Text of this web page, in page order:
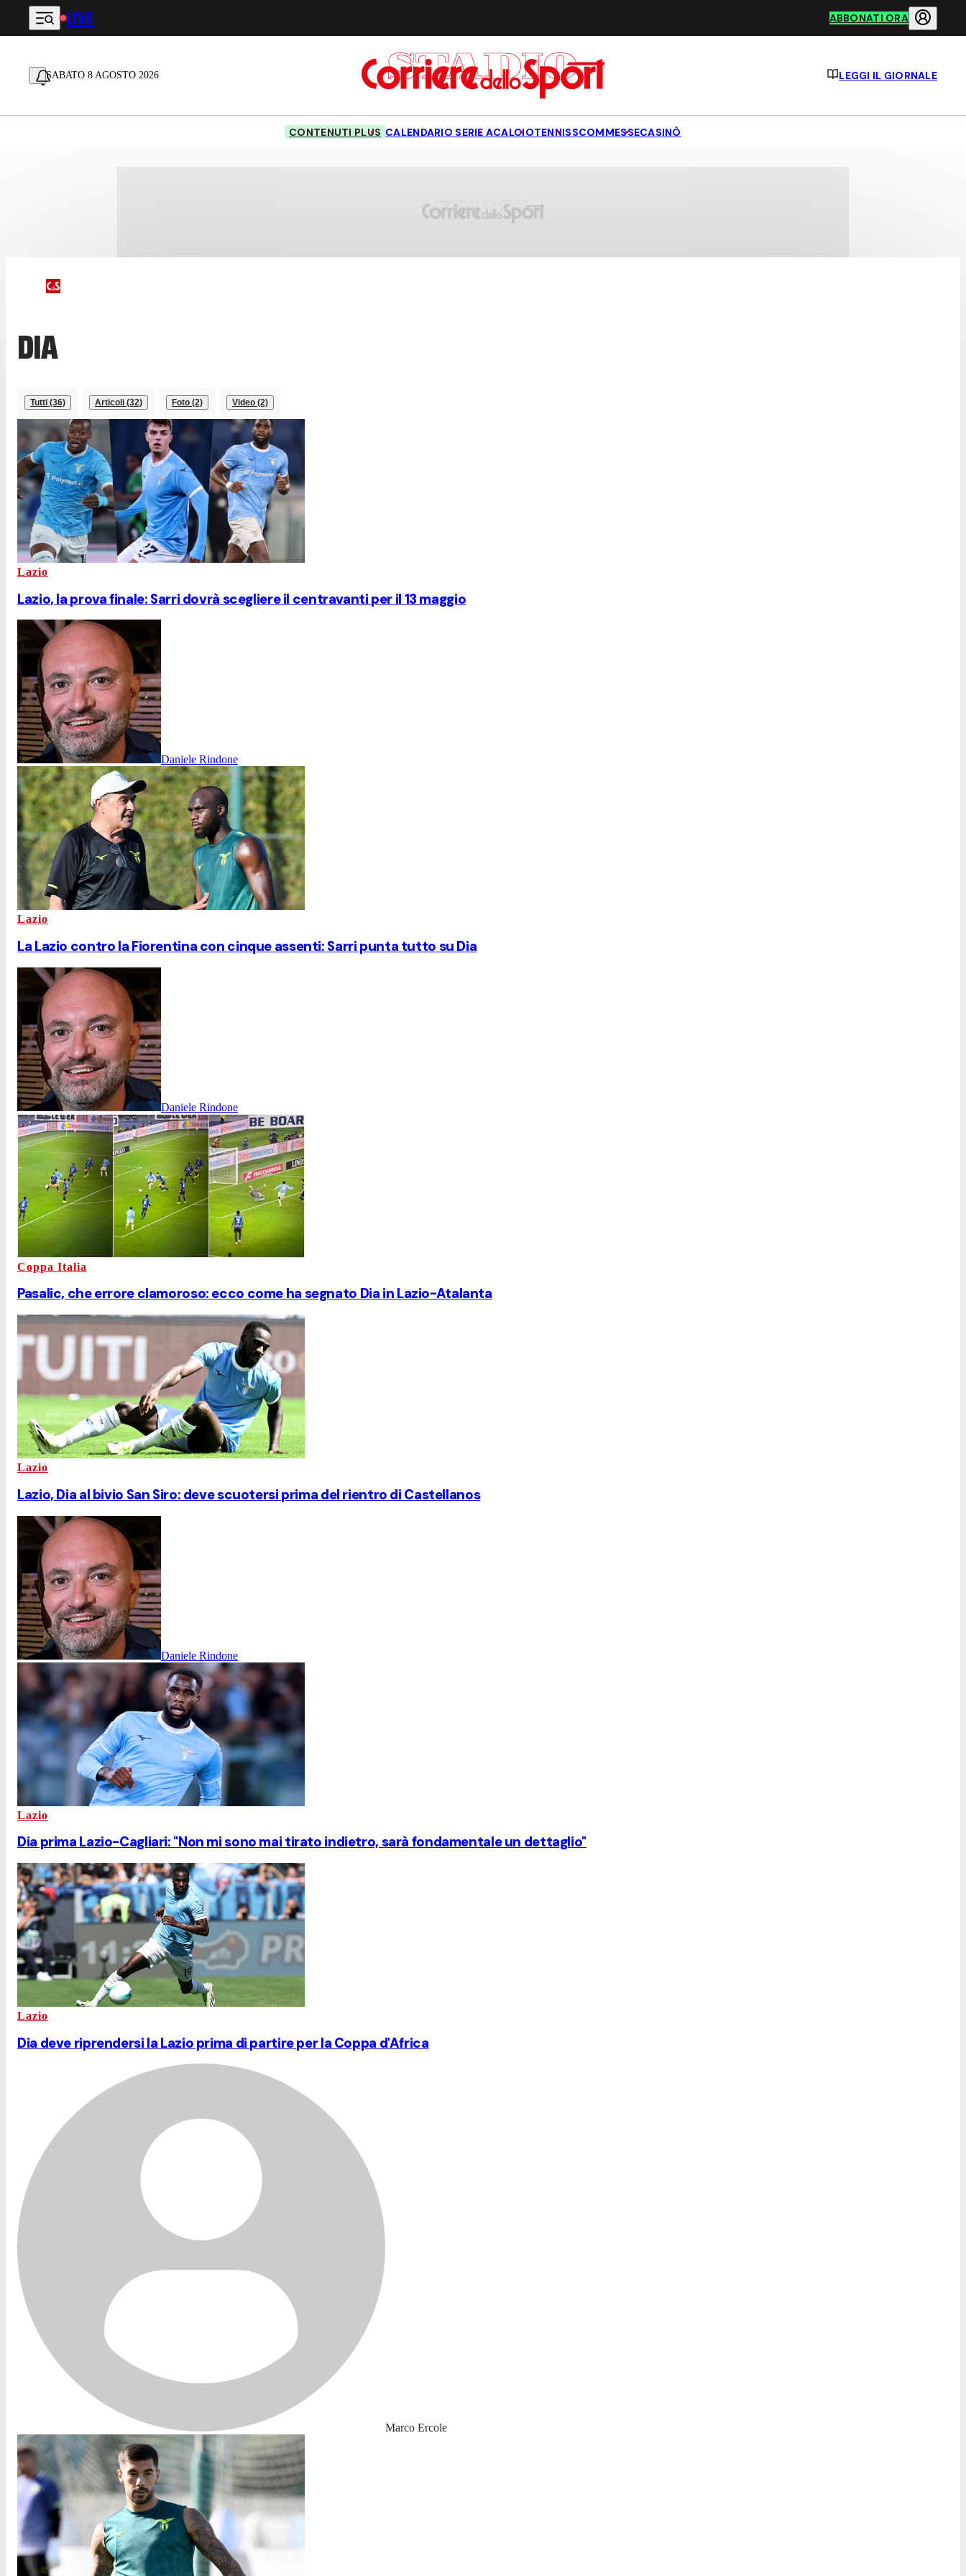
Vai al contenuto principale
LIVE ABBONATI ORA
SABATO 8 AGOSTO 2026 LEGGI IL GIORNALE
CONTENUTI PLUS CALENDARIO SERIE ACALCIOTENNISSCOMMESSECASINÒ
DIA
Tutti (36) Articoli (32) Foto (2) Video (2)
Lazio
Lazio, la prova finale: Sarri dovrà scegliere il centravanti per il 13 maggio
Daniele Rindone
Lazio
La Lazio contro la Fiorentina con cinque assenti: Sarri punta tutto su Dia
Daniele Rindone
Coppa Italia
Pasalic, che errore clamoroso: ecco come ha segnato Dia in Lazio-Atalanta
Lazio
Lazio, Dia al bivio San Siro: deve scuotersi prima del rientro di Castellanos
Daniele Rindone
Lazio
Dia prima Lazio-Cagliari: "Non mi sono mai tirato indietro, sarà fondamentale un dettaglio"
Lazio
Dia deve riprendersi la Lazio prima di partire per la Coppa d'Africa
Marco Ercole